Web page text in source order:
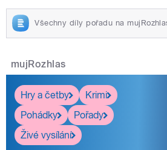
Všechny díly pořadu na
mujRozhlas
Hry a četby
Krimi
Pohádky
Pořady
Živé vysílání